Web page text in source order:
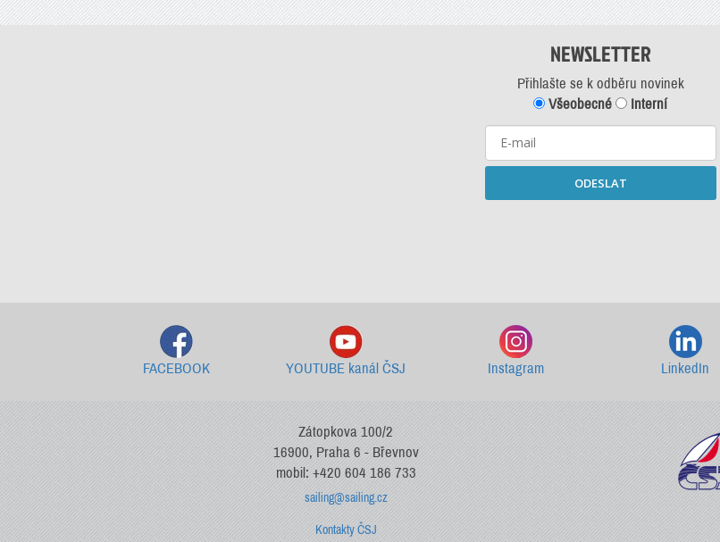
NEWSLETTER
Přihlašte se k odběru novinek
Všeobecné
Interní
ODESLAT
FACEBOOK YOUTUBE kanál ČSJ Instagram LinkedIn
Zátopkova 100/2
16900, Praha 6 - Břevnov
mobil: +420 604 186 733
sailing@sailing.cz
Kontakty ČSJ